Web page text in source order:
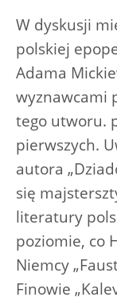
W dyskusji
polskiej
Adama
wyznawcami
tego utworu.
pierwszych.
autora
się
literatury
poziomie, co
Niemcy
Finowie